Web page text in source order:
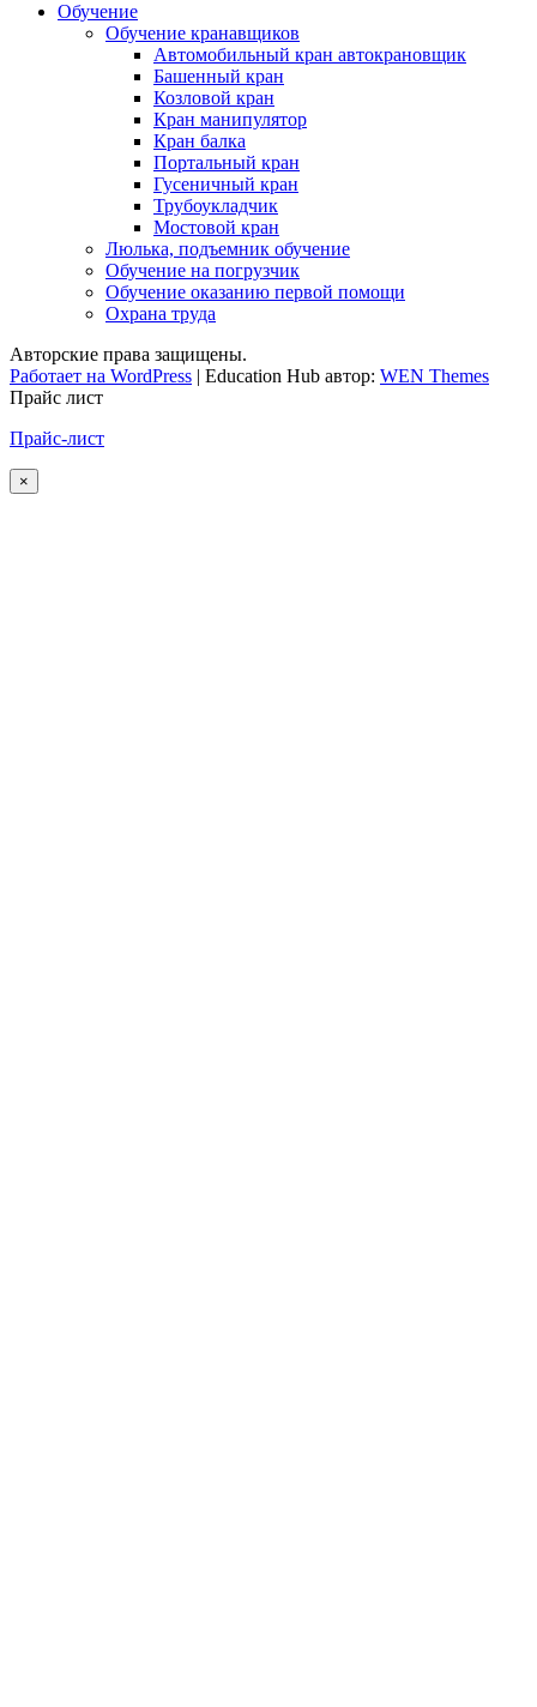
Обучение
Обучение кранавщиков
Автомобильный кран автокрановщик
Башенный кран
Козловой кран
Кран манипулятор
Кран балка
Портальный кран
Гусеничный кран
Трубоукладчик
Мостовой кран
Люлька, подъемник обучение
Обучение на погрузчик
Обучение оказанию первой помощи
Охрана труда
Авторские права защищены.
Работает на WordPress | Education Hub автор: WEN Themes
Прайс лист
Прайс-лист
×